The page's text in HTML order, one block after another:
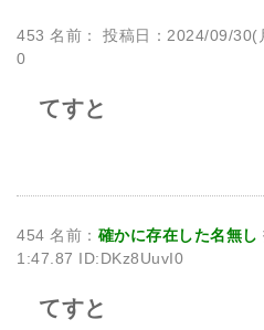
453 名前：
投稿日：2024/09/
0
てすと
454 名前： 確かに存在した名無し
1:47.87 ID:DKz8UuvI0
てすと